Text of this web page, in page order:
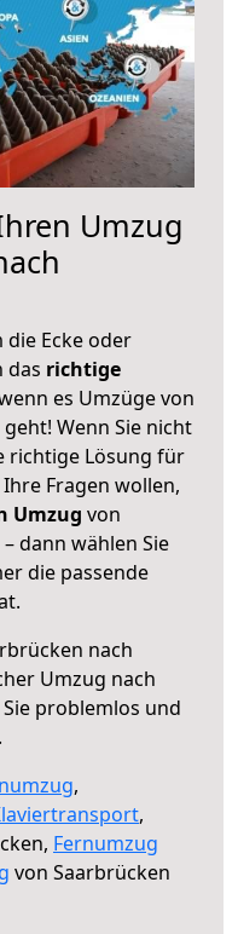
Umzug
die Ecke oder
das richtige
es Umzüge von
Wenn Sie nicht
richtige Lösung für
Fragen wollen,
Umzug von
dann wählen Sie
die passende
nach
Umzug nach
problemlos und
,
,
Fernumzug
von Saarbrücken